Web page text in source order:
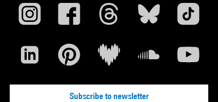
Subscribe to newsletter